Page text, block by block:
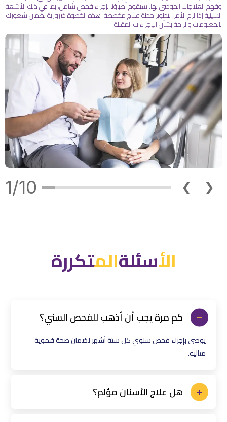
1/10 ❮
العلاجات الموصى بها. سيقوم أطباؤنا بإجراء فحص شامل، بما في ذلك الأشعة
إذا لزم الأمر، لتطوير خطة علاج مخصصة. هذه الخطوة ضرورية لضمان شعورك
والراحة بشأن الإجراءات المقبلة.
الأسئلةالمتكررة
كم مرة يجب أن أذهب للفحص السني؟
يوصى بإجراء فحص سنوي كل ستة أشهر لضمان صحة فموية
مثالية.
هل علاج الأسنان مؤلم؟